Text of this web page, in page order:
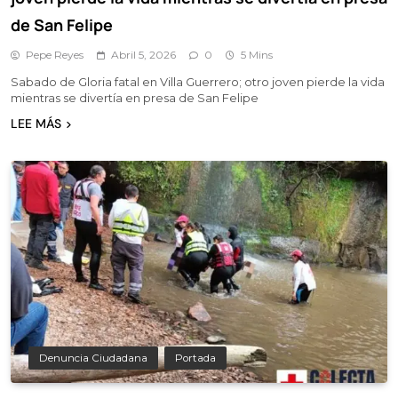
de San Felipe
Pepe Reyes Abril 5, 2026 0 5 Mins
Sabado de Gloria fatal en Villa Guerrero; otro joven pierde la vida
mientras se divertía en presa de San Felipe
LEE MÁS
Denuncia Ciudadana Portada